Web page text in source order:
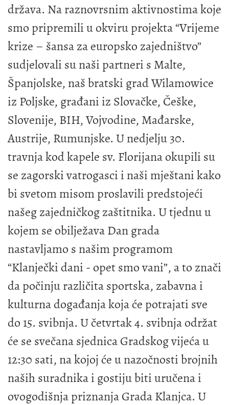
država. Na raznovrsnim aktivnostima koje
smo pripremili u okviru projekta “Vrijeme
krize – šansa za europsko zajedništvo”
sudjelovali su naši partneri s Malte,
Španjolske, naš bratski grad Wilamowice
iz Poljske, građani iz Slovačke, Češke,
Slovenije, BIH, Vojvodine, Mađarske,
Austrije, Rumunjske. U nedjelju 30.
travnja kod kapele sv. Florijana okupili su
se zagorski vatrogasci i naši mještani kako
bi svetom misom proslavili predstojeći
našeg zajedničkog zaštitnika. U tjednu u
kojem se obilježava Dan grada
nastavljamo s našim programom
“Klanječki dani - opet smo vani”, a to znači
da počinju različita sportska, zabavna i
kulturna događanja koja će potrajati sve
do 15. svibnja. U četvrtak 4. svibnja održat
će se svečana sjednica Gradskog vijeća u
12:30 sati, na kojoj će u nazočnosti brojnih
naših suradnika i gostiju biti uručena i
ovogodišnja priznanja Grada Klanjca. U